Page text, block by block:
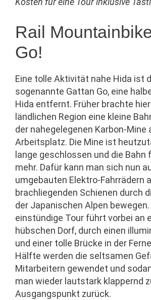
Rail
Go!
Eine tolle Aktivität nahe Hida ist
sogenannte Gattan Go, eine
Hida entfernt. Früher brachte
ländlichen Region eine kleine
der nahegelegenen Karbon-Mine
Arbeitsplatz. Die Mine ist
lange geschlossen und die Bahn
mehr. Dafür kann man sich nun
umgebauten Elektro-Fahrrädern
brachliegenden Schienen durch
der Japanischen Alpen bewegen.
einstündige Tour führt vorbei an
hübschen Dorf, durch einen
und einer tolle Brücke in der
Hälfte werden die seltsamen
Mitarbeitern gewendet und
man wieder lautstark klappernd
Ausgangspunkt zurück.